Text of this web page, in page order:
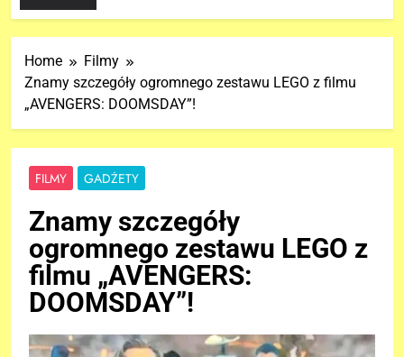
Home
Filmy
Znamy szczegóły ogromnego zestawu LEGO z filmu
„AVENGERS: DOOMSDAY”!
FILMY GADŻETY
Znamy szczegóły
ogromnego zestawu LEGO z
filmu „AVENGERS:
DOOMSDAY”!